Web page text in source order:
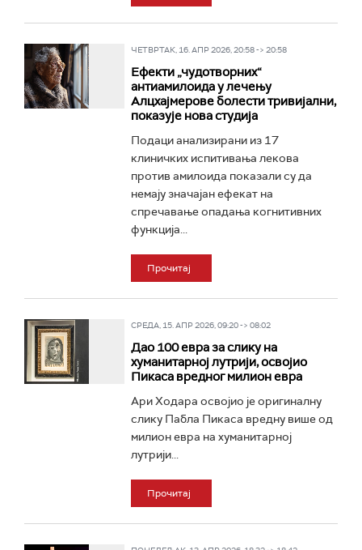
ЧЕТВРТАК, 16. АПР 2026, 20:58 -> 20:58
Ефекти „чудотворних“
антиамилоида у лечењу
Алцхајмерове болести тривијални,
показује нова студија
Подаци анализирани из 17
клиничких испитивања лекова
против амилоида показали су да
немају значајан ефекат на
спречавање опадања когнитивних
функција...
Прочитај
СРЕДА, 15. АПР 2026, 09:20 -> 08:02
Дао 100 евра за слику на
хуманитарној лутрији, освојио
Пикаса вредног милион евра
Ари Ходара освојио је оригиналну
слику Пабла Пикаса вредну више од
милион евра на хуманитарној
лутрији...
Прочитај